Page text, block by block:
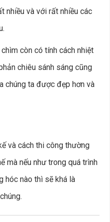
nhiều và với rất nhiều các
còn có tính cách nhiệt
chiêu sánh sáng cũng
chúng ta được đẹp hơn và
và cách thi công thường
mà nếu như trong quá trình
hóc nào thì sẽ khá là